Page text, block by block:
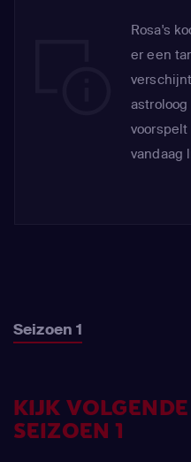
Rosa's
er een
vandaag
Seizoen 1
KIJK
SEIZOEN 1